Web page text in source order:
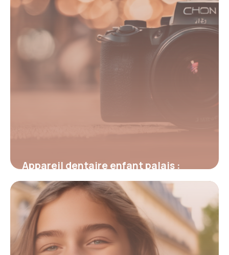
Appareil dentaire enfant palais :
comment il corrige la croissance et
crée de l’espace
2 mars 2026